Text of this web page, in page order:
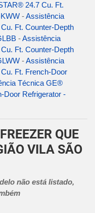
24.7 Cu. Ft.
-Assistência
Ft. Counter-Depth
-Assistência
Ft. Counter-Depth
-Assistência
Ft. French-Door
Técnica GE®
Door Refrigerator -
QUE
VILA SÃO
não está listado,